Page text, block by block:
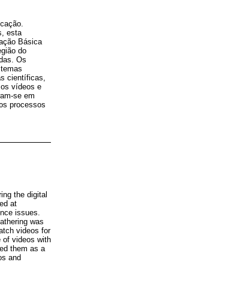
esta
Básica
do
Os
científicas,
vídeos e
se em
processos
the digital
at
issues.
was
videos for
of videos with
them as a
and